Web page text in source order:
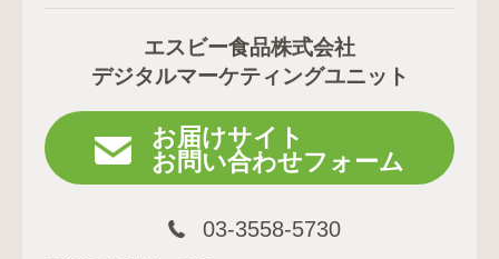
ご当選の権利の譲渡あるいは換金はできません。
当選の有無に関するお問い合わせはお答えいたしかねます。
当選者情報入力後の内容変更はできません。
ご当選時の住所の入力ミス・登録後の住所変更につきご連絡が
させていただく場合がございます。その他､ご応募に関して不
正な行為があった場合､当選を取り消させていただく場合がご
ざいます
の理由により、賞品のお届けができない場合は、ご当選を無効
エスビー食品株式会社
デジタルマーケティングユニット
お届けサイト
お問い合わせフォーム
03-3558-5730